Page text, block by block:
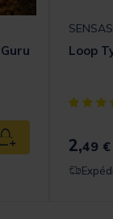
Ajouter au panier
SENSAS
Loop
[object
2,49 €